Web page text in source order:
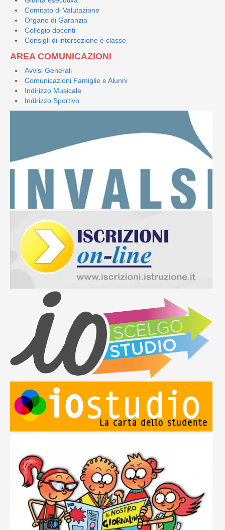
Comitato di Valutazione
Organo di Garanzia
Collegio docenti
Consigli di intersezione e classe
AREA COMUNICAZIONI
Avvisi Generali
Comunicazioni Famiglie e Alunni
Indirizzo Musicale
Indirizzo Sportivo